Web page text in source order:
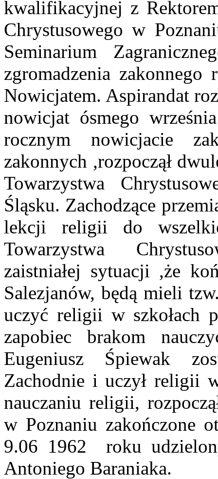
kwalifikacyjnej z
Chrystusowego w
Seminarium
zgromadzenia zakonnego
Nowicjatem. Aspirandat
nowicjat ósmego
rocznym nowicjacie
zakonnych ,rozpoczął
Towarzystwa
Śląsku. Zachodzące
lekcji religii do
Towarzystwa
zaistniałej sytuacji ,że
Salezjanów, będą mieli
uczyć religii w szkołach
zapobiec brakom
Eugeniusz Śpiewak
Zachodnie i uczył religii
nauczaniu religii,
w Poznaniu zakończone
9.06 1962 roku
Antoniego Baraniaka.